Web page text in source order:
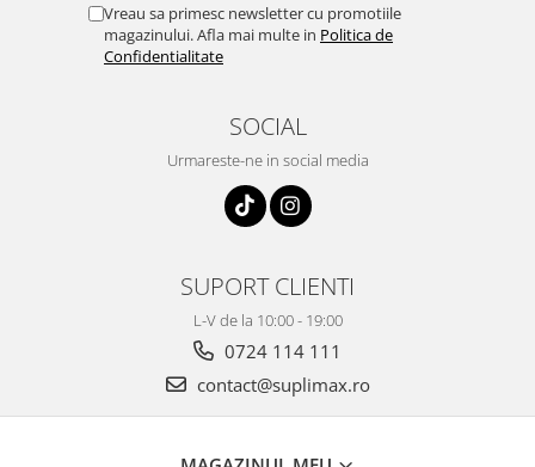
Vreau sa primesc newsletter cu promotiile
magazinului. Afla mai multe in Politica de
Confidentialitate
SOCIAL
Urmareste-ne in social media
SUPORT CLIENTI
L-V de la 10:00 - 19:00
0724 114 111
contact@suplimax.ro